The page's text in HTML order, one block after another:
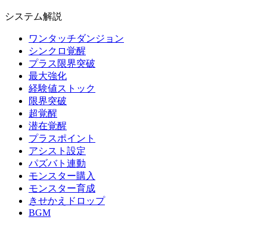
システム解説
ワンタッチダンジョン
シンクロ覚醒
プラス限界突破
最大強化
経験値ストック
限界突破
超覚醒
潜在覚醒
プラスポイント
アシスト設定
パズバト連動
モンスター購入
モンスター育成
きせかえドロップ
BGM